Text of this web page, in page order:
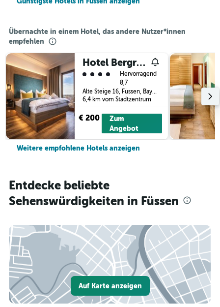
Übernachte in einem Hotel, das andere Nutzer*innen
empfehlen
Hotel Bergruh
Bewertungskategorie 4
Hervorragend
8,7
Alte Steige 16, Füssen, Bayern, Deutschland
6,4 km vom Stadtzentrum
€ 200
Zum
Angebot
Weitere empfohlene Hotels anzeigen
Entdecke beliebte
Sehenswürdigkeiten in Füssen
Auf Karte anzeigen